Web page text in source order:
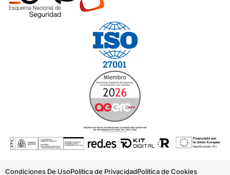
Condiciones De UsoPolítica de PrivacidadPolítica de Cookies